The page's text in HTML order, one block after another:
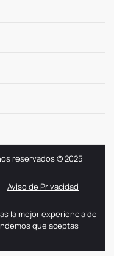
reservados © 2025
Aviso de Privacidad
la mejor experiencia de
que aceptas